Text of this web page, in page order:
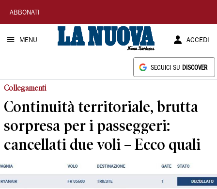
La
Nuova
Sardegna
ABBONATI
MENU ACCEDI
SEGUICI SU DISCOVER
Collegamenti
Continuità territoriale, brutta
sorpresa per i passeggeri:
cancellati due voli – Ecco quali